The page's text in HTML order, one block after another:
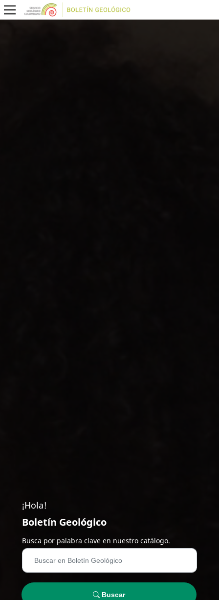
¡Hola!
Boletín Geológico
Busca por palabra clave en nuestro catálogo.
Buscar